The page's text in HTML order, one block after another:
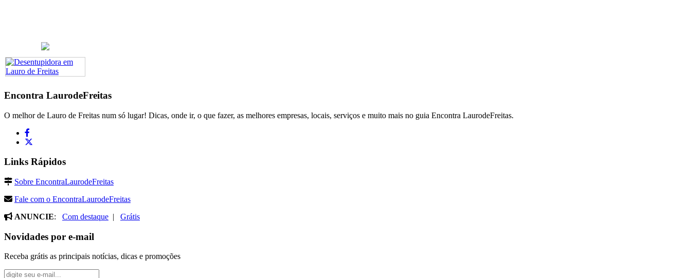
Encontra LaurodeFreitas
O melhor de Lauro de Freitas num só lugar! Dicas, onde ir, o que fazer, as melhores empresas, locais, serviços e muito mais no guia Encontra LaurodeFreitas.
Links Rápidos
Sobre EncontraLaurodeFreitas
Fale com o EncontraLaurodeFreitas
ANUNCIE: Com destaque | Grátis
Novidades por e-mail
Receba grátis as principais notícias, dicas e promoções